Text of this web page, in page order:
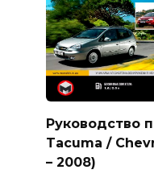
Руководство
Tacuma /
– 2008)